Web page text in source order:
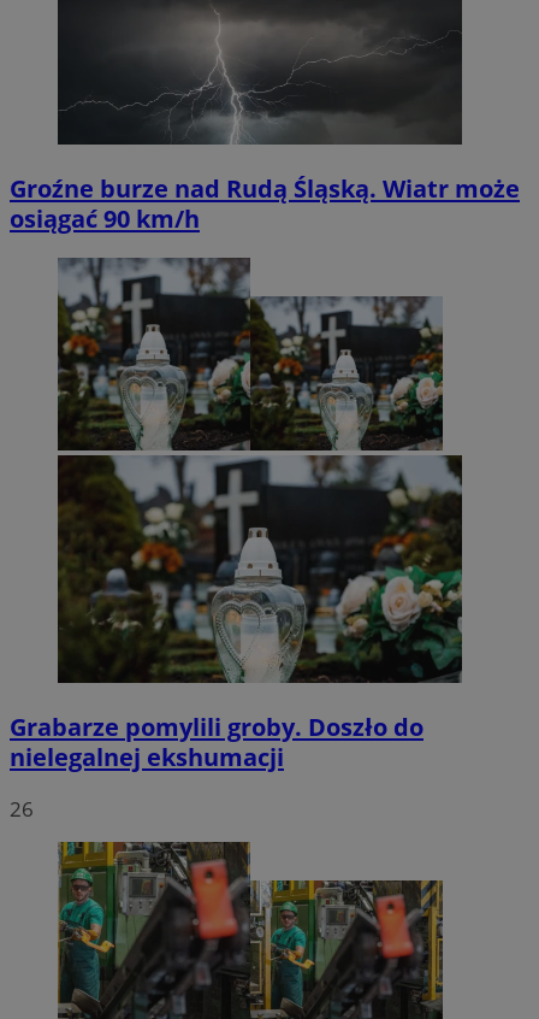
Groźne burze nad Rudą Śląską. Wiatr może
osiągać 90 km/h
Grabarze pomylili groby. Doszło do
nielegalnej ekshumacji
26